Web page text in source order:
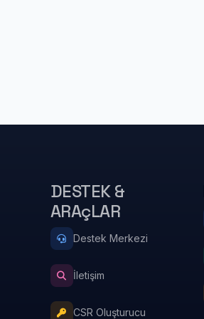
DESTEK &
ARAçLAR
Destek Merkezi
İletişim
CSR Oluşturucu